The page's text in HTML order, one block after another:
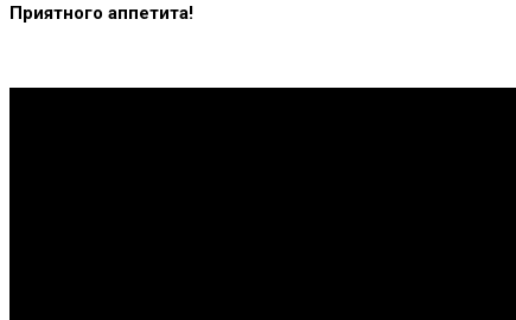
Приятного аппетита!